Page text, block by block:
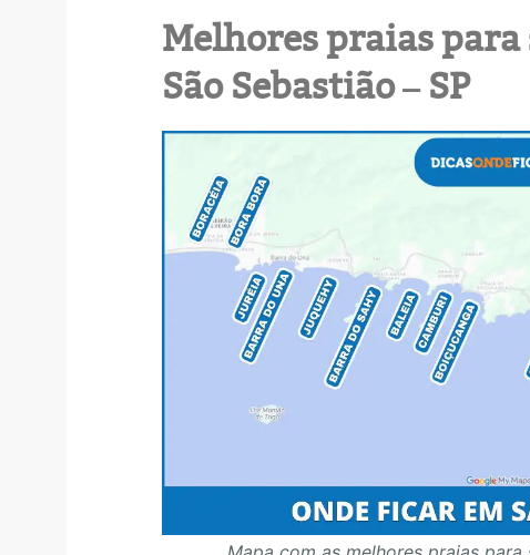
Melhores praias para
São Sebastião – SP